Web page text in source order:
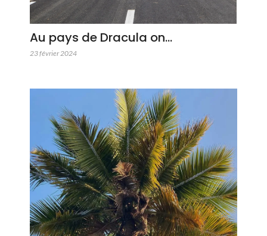
Au pays de Dracula on…
23 février 2024